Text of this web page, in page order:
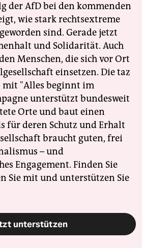
der AfD bei den kommenden
wie stark rechtsextreme
sind. Gerade jetzt
und Solidarität. Auch
Menschen, die sich vor Ort
einsetzen. Die taz
mit "Alles beginnt im
unterstützt bundesweit
Orte und baut einen
für deren Schutz und Erhalt
braucht guten, frei
– und
Engagement. Finden Sie
Sie mit und unterstützen Sie
unterstützen